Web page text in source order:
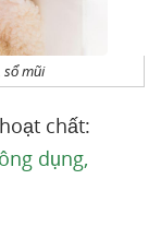
sổ mũi
chất:
dụng,